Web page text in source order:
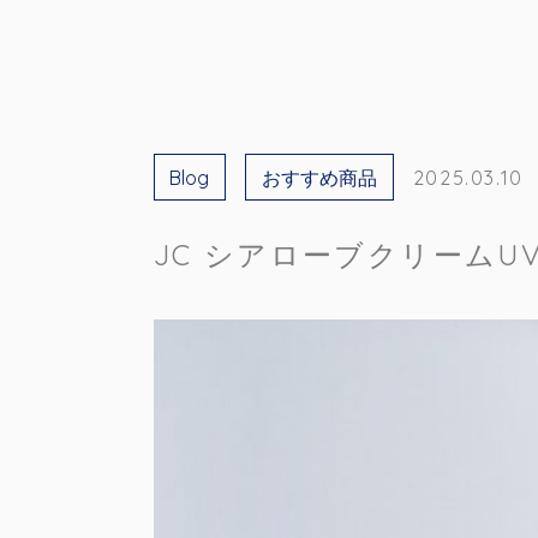
Blog おすすめ商品 2025.03.10
JC シアローブクリーム